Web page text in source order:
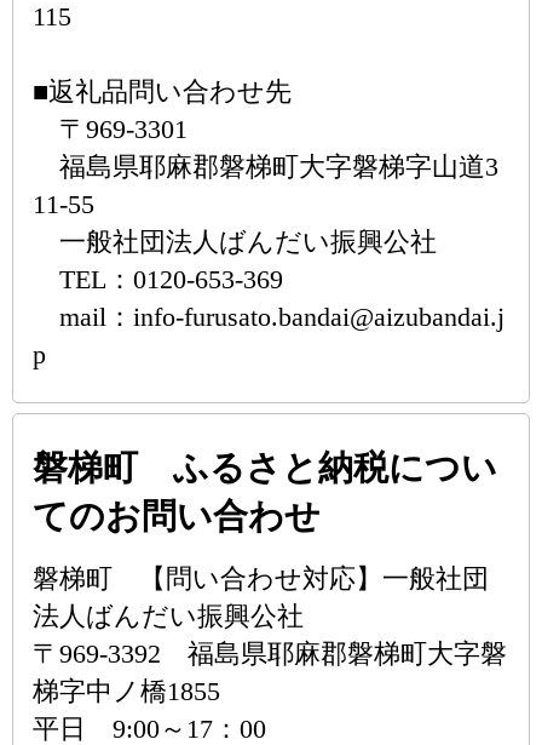
115
■返礼品問い合わせ先
〒969-3301
福島県耶麻郡磐梯町大字磐梯字山道3
11-55
一般社団法人ばんだい振興公社
TEL：0120-653-369
mail：info-furusato.bandai@aizubandai.j
p
磐梯町 ふるさと納税につい
てのお問い合わせ
磐梯町 【問い合わせ対応】一般社団
法人ばんだい振興公社
〒969-3392 福島県耶麻郡磐梯町大字磐
梯字中ノ橋1855
平日 9:00～17：00